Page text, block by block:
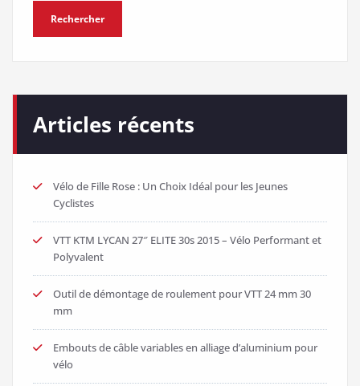
Rechercher
Articles récents
Vélo de Fille Rose : Un Choix Idéal pour les Jeunes
Cyclistes
VTT KTM LYCAN 27″ ELITE 30s 2015 – Vélo Performant et
Polyvalent
Outil de démontage de roulement pour VTT 24 mm 30
mm
Embouts de câble variables en alliage d’aluminium pour
vélo